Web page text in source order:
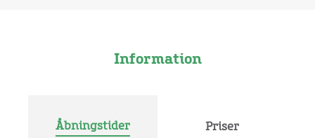
Information
Åbningstider Priser